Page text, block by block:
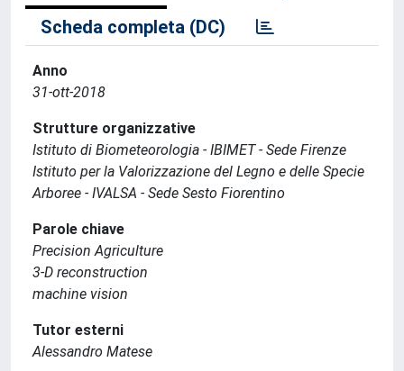
Scheda completa (DC)
Anno
31-ott-2018
Strutture organizzative
Istituto di Biometeorologia - IBIMET - Sede Firenze
Istituto per la Valorizzazione del Legno e delle Specie
Arboree - IVALSA - Sede Sesto Fiorentino
Parole chiave
Precision Agriculture
3-D reconstruction
machine vision
Tutor esterni
Alessandro Matese